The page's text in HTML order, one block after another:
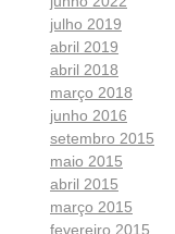
julho 2019
abril 2019
abril 2018
março 2018
junho 2016
setembro 2015
maio 2015
abril 2015
março 2015
fevereiro 2015